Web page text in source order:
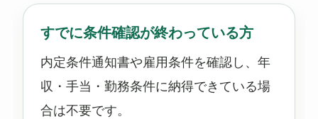
すでに条件確認が終わっている方
内定条件通知書や雇用条件を確認し、年
収・手当・勤務条件に納得できている場
合は不要です。